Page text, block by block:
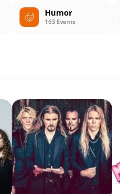
Humor
163 Events